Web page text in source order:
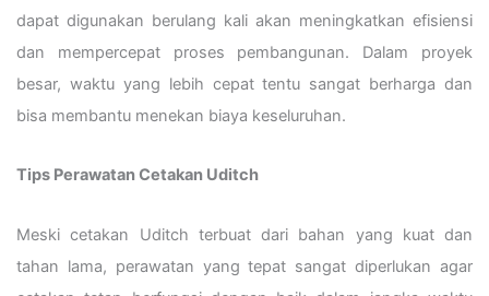
dapat digunakan berulang kali akan meningkatkan efisiensi
dan mempercepat proses pembangunan. Dalam proyek
besar, waktu yang lebih cepat tentu sangat berharga dan
bisa membantu menekan biaya keseluruhan.
Tips Perawatan Cetakan Uditch
Meski cetakan Uditch terbuat dari bahan yang kuat dan
tahan lama, perawatan yang tepat sangat diperlukan agar